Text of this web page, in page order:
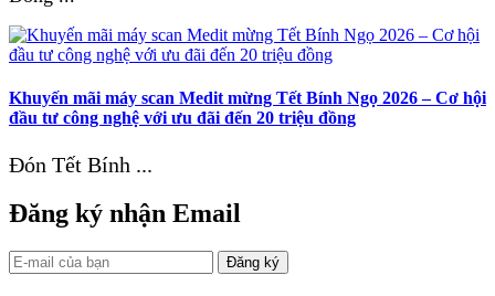
Khuyến mãi máy scan Medit mừng Tết Bính Ngọ 2026 – Cơ hội
đầu tư công nghệ với ưu đãi đến 20 triệu đồng
Đón Tết Bính ...
Đăng ký nhận Email
Đăng ký